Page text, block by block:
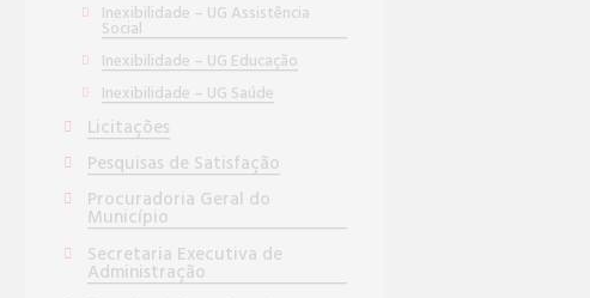
Inexibilidade – UG Assistência
Social
Inexibilidade – UG Educação
Inexibilidade – UG Saúde
Licitações
Pesquisas de Satisfação
Procuradoria Geral do
Município
Secretaria Executiva de
Administração